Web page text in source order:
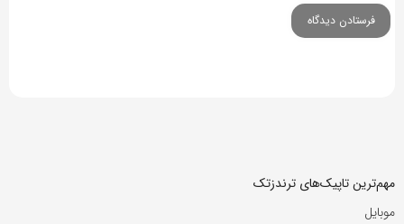
مهم‌ترین تاپیک‌های ترندزتک
موبایل